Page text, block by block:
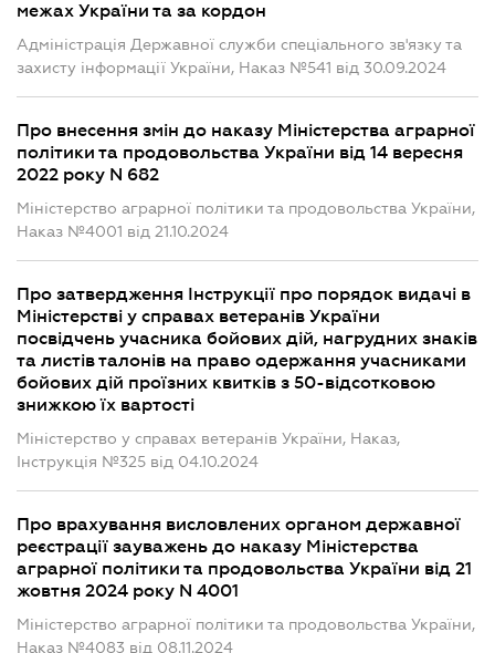
межах України та за кордон
Адміністрація Державної служби спеціального зв'язку та
захисту інформації України, Наказ №541 від 30.09.2024
Про внесення змін до наказу Міністерства аграрної
політики та продовольства України від 14 вересня
2022 року N 682
Міністерство аграрної політики та продовольства України,
Наказ №4001 від 21.10.2024
Про затвердження Інструкції про порядок видачі в
Міністерстві у справах ветеранів України
посвідчень учасника бойових дій, нагрудних знаків
та листів талонів на право одержання учасниками
бойових дій проїзних квитків з 50-відсотковою
знижкою їх вартості
Міністерство у справах ветеранів України, Наказ,
Інструкція №325 від 04.10.2024
Про врахування висловлених органом державної
реєстрації зауважень до наказу Міністерства
аграрної політики та продовольства України від 21
жовтня 2024 року N 4001
Міністерство аграрної політики та продовольства України,
Наказ №4083 від 08.11.2024